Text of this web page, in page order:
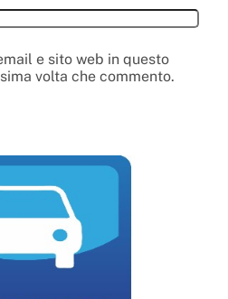
e sito web in questo
volta che commento.